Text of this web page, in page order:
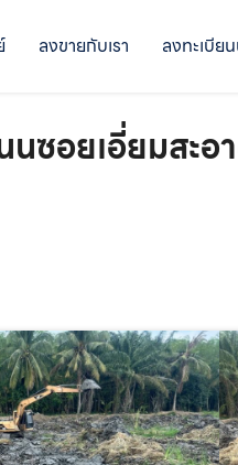
ลงขายกับเรา ลงทะเบีย
ซอยเอี่ยมสะอ